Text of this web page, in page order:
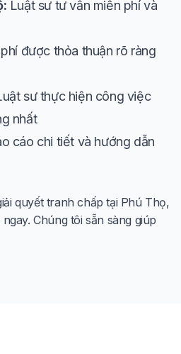
Luật sư tư vấn miễn phí và
được thỏa thuận rõ ràng
sư thực hiện công việc
nhất
cáo chi tiết và hướng dẫn
quyết tranh chấp tại Phú Thọ,
Chúng tôi sẵn sàng giúp